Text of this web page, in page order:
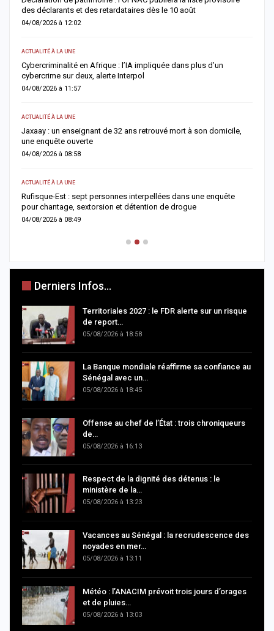
des déclarants et des retardataires dès le 10 août
04/08/2026 à 12:02
ACTUALITÉ À LA UNE
Cybercriminalité en Afrique : l’IA impliquée dans plus d’un
cybercrime sur deux, alerte Interpol
04/08/2026 à 11:57
ACTUALITÉ À LA UNE
Jaxaay : un enseignant de 32 ans retrouvé mort à son domicile,
une enquête ouverte
04/08/2026 à 08:58
ACTUALITÉ À LA UNE
Rufisque-Est : sept personnes interpellées dans une enquête
pour chantage, sextorsion et détention de drogue
04/08/2026 à 08:49
Derniers Infos...
Territoriales 2027 : le FDR alerte sur un risque
de report…
05/08/2026 à 18:58
La Banque mondiale réaffirme sa confiance au
Sénégal avec un…
05/08/2026 à 18:45
Offense au chef de l’État : trois chroniqueurs
de…
05/08/2026 à 16:13
Respect de la dignité des détenus : le
ministère de la…
05/08/2026 à 13:23
Vacances au Sénégal : la recrudescence des
noyades en mer…
05/08/2026 à 13:11
Météo : l’ANACIM prévoit trois jours d’orages
et de pluies…
05/08/2026 à 13:03